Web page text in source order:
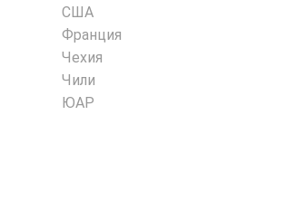
США
Франция
Чехия
Чили
ЮАР